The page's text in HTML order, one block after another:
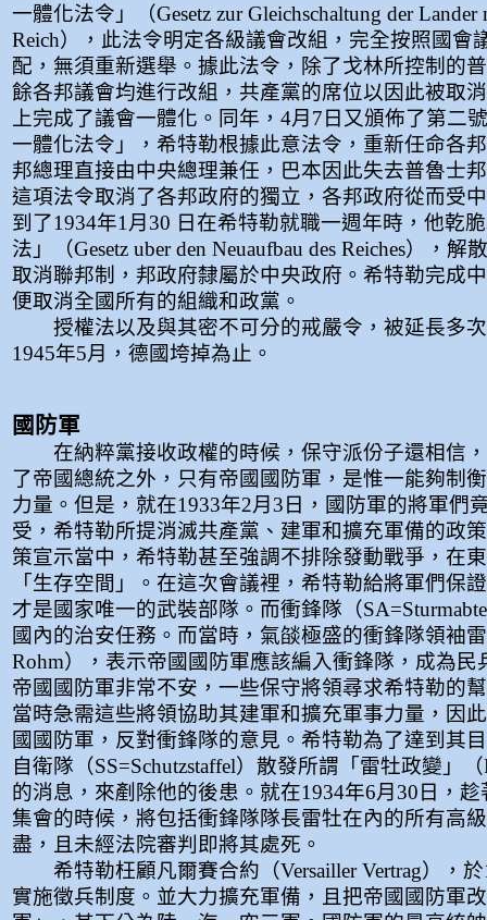
一體化法令」（Gesetz zur Gleichschaltung der Lander
Reich），此法令明定各級議會改組，完全按照國會
配，無須重新選舉。據此法令，除了戈林所控制的
餘各邦議會均進行改組，共產黨的席位以因此被取
上完成了議會一體化。同年，4月7日又頒佈了第二
一體化法令」，希特勒根據此意法令，重新任命各
邦總理直接由中央總理兼任，巴本因此失去普魯士
這項法令取消了各邦政府的獨立，各邦政府從而受
到了1934年1月30 日在希特勒就職一週年時，他乾
法」（Gesetz uber den Neuaufbau des Reiches），解
取消聯邦制，邦政府隸屬於中央政府。希特勒完成
便取消全國所有的組織和政黨。
授權法以及與其密不可分的戒嚴令，被延長多
1945年5月，德國垮掉為止。
國防軍
在納粹黨接收政權的時候，保守派份子還相信
了帝國總統之外，只有帝國國防軍，是惟一能夠制
力量。但是，就在1933年2月3日，國防軍的將軍們
受，希特勒所提消滅共產黨、建軍和擴充軍備的政
策宣示當中，希特勒甚至強調不排除發動戰爭，在
「生存空間」。在這次會議裡，希特勒給將軍們保
才是國家唯一的武裝部隊。而衝鋒隊（
國內的治安任務。而當時，氣燄極盛的衝鋒隊領袖
Rohm），表示帝國國防軍應該編入衝鋒隊，成為民
帝國國防軍非常不安，一些保守將領尋求希特勒的
當時急需這些將領協助其建軍和擴充軍事力量，因
國國防軍，反對衝鋒隊的意見。希特勒為了達到其
自衛隊（SS=Schutzstaffel）散發所謂「雷牡政變」（
的消息，來剷除他的後患。就在1934年6月30日，
集會的時候，將包括衝鋒隊隊長雷牡在內的所有高
盡，且未經法院審判即將其處死。
希特勒枉顧凡爾賽合約（Versailler Vertrag），於
實施徵兵制度。並大力擴充軍備，且把帝國國防軍